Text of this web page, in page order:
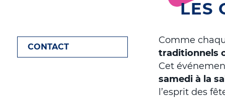
LES
CONTACT
Comme
traditionnels
Cet
samedi à la
l’esprit des